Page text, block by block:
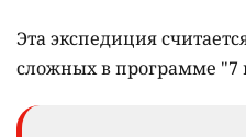
Эта экспедиция
сложных в программе